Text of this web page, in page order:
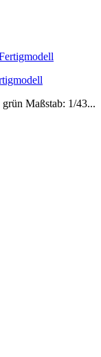
Maßstab: 1/43...